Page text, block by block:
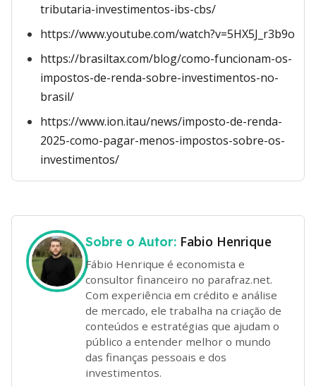
tributaria-investimentos-ibs-cbs/
https://www.youtube.com/watch?v=5HX5J_r3b9o
https://brasiltax.com/blog/como-funcionam-os-
impostos-de-renda-sobre-investimentos-no-
brasil/
https://www.ion.itau/news/imposto-de-renda-
2025-como-pagar-menos-impostos-sobre-os-
investimentos/
Sobre o Autor: Fabio Henrique
Fábio Henrique é economista e
consultor financeiro no parafraz.net.
Com experiência em crédito e análise
de mercado, ele trabalha na criação de
conteúdos e estratégias que ajudam o
público a entender melhor o mundo
das finanças pessoais e dos
investimentos.